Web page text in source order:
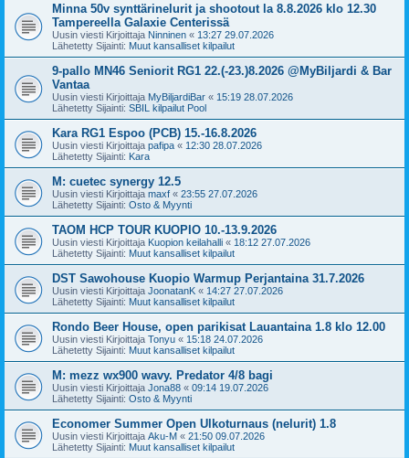
Minna 50v synttärinelurit ja shootout la 8.8.2026 klo 12.30
Tampereella Galaxie Centerissä
Uusin viesti Kirjoittaja Ninninen « 13:27 29.07.2026
Lähetetty Sijainti: Muut kansalliset kilpailut
9-pallo MN46 Seniorit RG1 22.(-23.)8.2026 @MyBiljardi & Bar
Vantaa
Uusin viesti Kirjoittaja MyBiljardiBar « 15:19 28.07.2026
Lähetetty Sijainti: SBIL kilpailut Pool
Kara RG1 Espoo (PCB) 15.-16.8.2026
Uusin viesti Kirjoittaja pafipa « 12:30 28.07.2026
Lähetetty Sijainti: Kara
M: cuetec synergy 12.5
Uusin viesti Kirjoittaja maxf « 23:55 27.07.2026
Lähetetty Sijainti: Osto & Myynti
TAOM HCP TOUR KUOPIO 10.-13.9.2026
Uusin viesti Kirjoittaja Kuopion keilahalli « 18:12 27.07.2026
Lähetetty Sijainti: Muut kansalliset kilpailut
DST Sawohouse Kuopio Warmup Perjantaina 31.7.2026
Uusin viesti Kirjoittaja JoonatanK « 14:27 27.07.2026
Lähetetty Sijainti: Muut kansalliset kilpailut
Rondo Beer House, open parikisat Lauantaina 1.8 klo 12.00
Uusin viesti Kirjoittaja Tonyu « 15:18 24.07.2026
Lähetetty Sijainti: Muut kansalliset kilpailut
M: mezz wx900 wavy. Predator 4/8 bagi
Uusin viesti Kirjoittaja Jona88 « 09:14 19.07.2026
Lähetetty Sijainti: Osto & Myynti
Economer Summer Open Ulkoturnaus (nelurit) 1.8
Uusin viesti Kirjoittaja Aku-M « 21:50 09.07.2026
Lähetetty Sijainti: Muut kansalliset kilpailut